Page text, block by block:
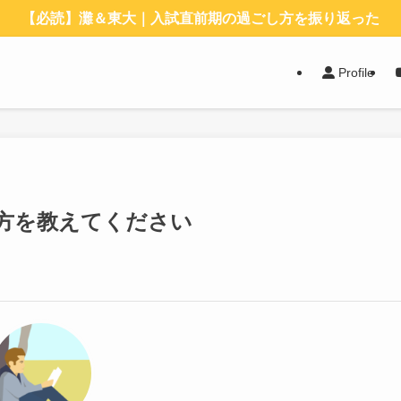
【必読】灘＆東大｜入試直前期の過ごし方を振り返った
Profile
を教えてください